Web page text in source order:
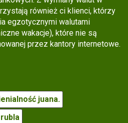
również ci klienci, którzy
egzotycznymi walutami
wakacje), które nie są
przez kantory internetowe.
juana.